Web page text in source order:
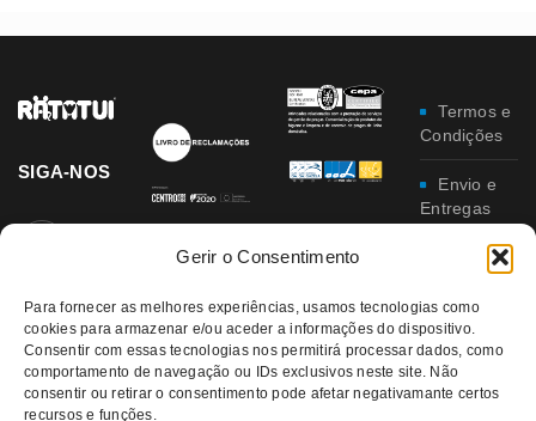
Gerir o Consentimento
Para fornecer as melhores experiências, usamos tecnologias como
cookies para armazenar e/ou aceder a informações do dispositivo.
Consentir com essas tecnologias nos permitirá processar dados, como
comportamento de navegação ou IDs exclusivos neste site. Não
consentir ou retirar o consentimento pode afetar negativamante certos
recursos e funções.
SIGA-NOS
Termos e
Condições
Envio e
Entregas
Trocas e
Política
de
Privacidade